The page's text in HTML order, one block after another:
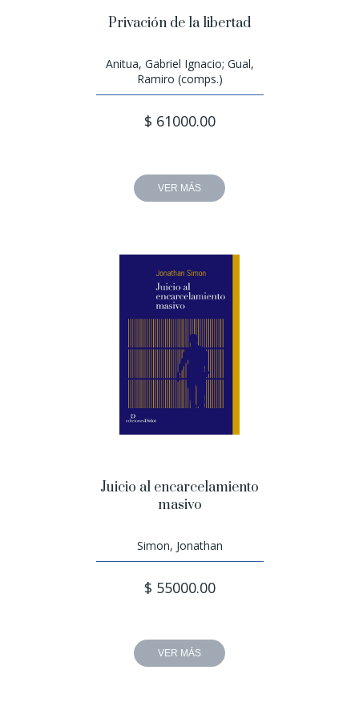
Privación de la libertad
Anitua, Gabriel Ignacio; Gual,
Ramiro (comps.)
$ 61000.00
VER MÁS
Juicio al encarcelamiento
masivo
Simon, Jonathan
$ 55000.00
VER MÁS